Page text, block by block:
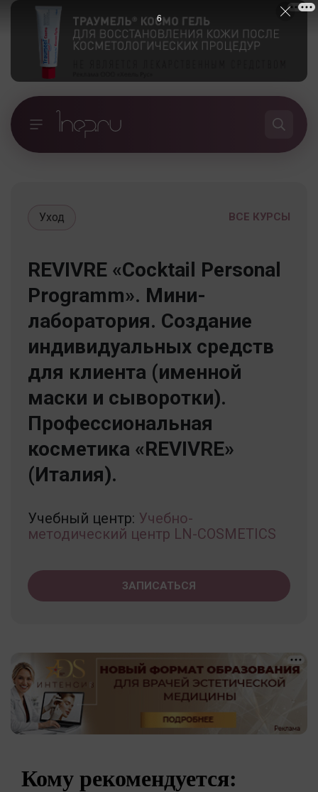
ВСЕ КУРСЫ
Уход
REVIVRE «Cocktail Personal
Programm». Мини-
лаборатория. Создание
индивидуальных средств
для клиента (именной
маски и сыворотки).
Профессиональная
косметика «REVIVRE»
(Италия).
Учебный центр: Учебно-
методический центр LN-COSMETICS
ЗАПИСАТЬСЯ
Кому рекомендуется:
5